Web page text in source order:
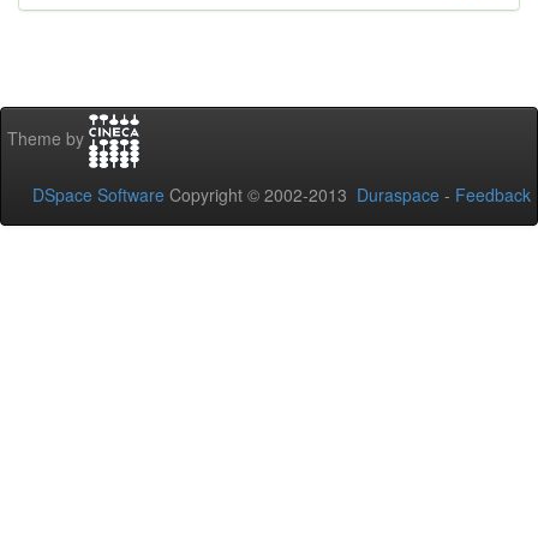
Theme by
DSpace Software Copyright © 2002-2013 Duraspace - Feedback